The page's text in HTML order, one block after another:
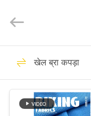
उत्पादों
TEXTILE.
कपड़े
खेल ब्रा कपड़ा